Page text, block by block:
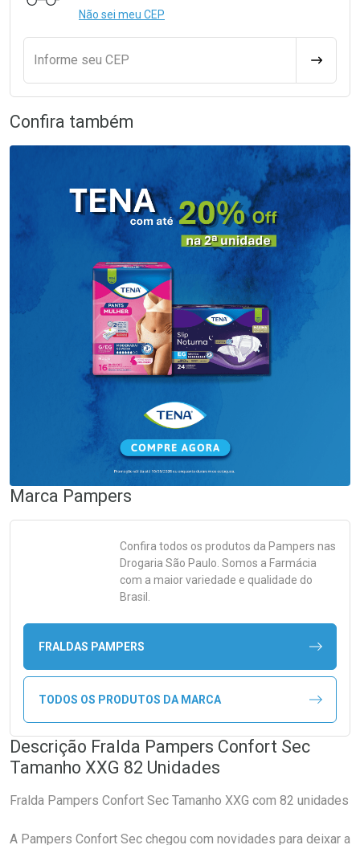
Não sei meu CEP
Informe seu CEP
Confira também
Marca Pampers
Confira todos os produtos da Pampers nas
Drogaria São Paulo. Somos a Farmácia
com a maior variedade e qualidade do
Brasil.
FRALDAS PAMPERS
TODOS OS PRODUTOS DA MARCA
Descrição Fralda Pampers Confort Sec
Tamanho XXG 82 Unidades
Fralda Pampers Confort Sec Tamanho XXG com 82 unidades
A Pampers Confort Sec chegou com novidades para deixar a